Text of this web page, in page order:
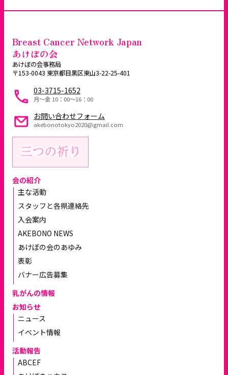
Breast Cancer Network Japan
あけぼの会
あけぼの会事務局
〒153-0043 東京都目黒区東山3-22-25-401
03-3715-1652
月～金 10：00〜16：00
お問い合わせフォーム
akebonotokyo2020@gmail.com
会の紹介
主な活動
スタッフと各県連絡先
入会案内
AKEBONO NEWS
あけぼの会のあゆみ
表彰
バナー広告募集
乳がんの情報
お知らせ
ニュース
イベント情報
活動報告
ABCEF